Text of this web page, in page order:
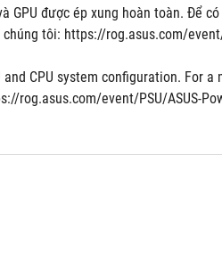
được ép xung hoàn toàn. Để
tôi: https://rog.asus.com/
CPU system configuration. For
rog.asus.com/event/PSU/ASUS-